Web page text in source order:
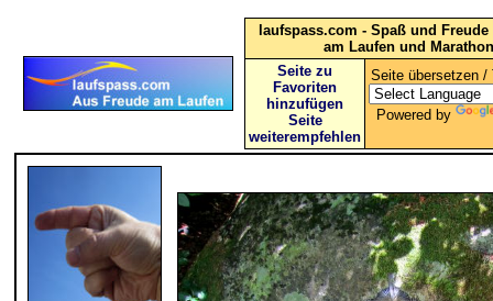
laufspass.com - Spaß und
am Laufen und Marathon
Seite zu
Favoriten
hinzufügen
Seite
weiterempfehlen
Seite übersetzen /
Powered by